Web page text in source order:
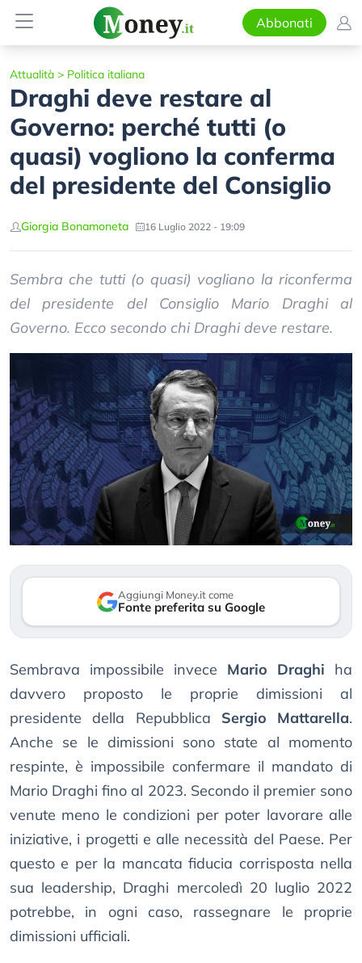
Abbonati
Attualità > Politica italiana
Draghi deve restare al
Governo: perché tutti (o
quasi) vogliono la conferma
del presidente del Consiglio
Giorgia Bonamoneta 16 Luglio 2022 - 19:09
Sembra che tutti (o quasi) vogliano la riconferma
del presidente del Consiglio Mario Draghi al
Governo. Ecco secondo chi Draghi deve restare.
Aggiungi Money.it come
Fonte preferita su Google
Sembrava impossibile invece Mario Draghi ha
davvero proposto le proprie dimissioni al
presidente della Repubblica Sergio Mattarella.
Anche se le dimissioni sono state al momento
respinte, è impossibile confermare il mandato di
Mario Draghi fino al 2023. Secondo il premier sono
venute meno le condizioni per poter lavorare alle
iniziative, i progetti e alle necessità del Paese. Per
questo e per la mancata fiducia corrisposta nella
sua leadership, Draghi mercoledì 20 luglio 2022
potrebbe, in ogni caso, rassegnare le proprie
dimissioni ufficiali.